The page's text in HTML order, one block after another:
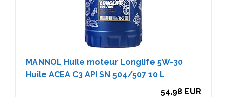
MANNOL Huile moteur Longlife 5W-30
Huile ACEA C3 API SN 504/507 10 L
54,98 EUR